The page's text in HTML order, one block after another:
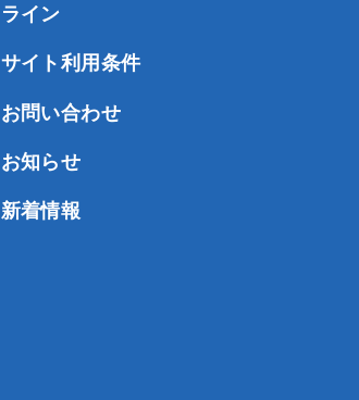
ライン
サイト利用条件
お問い合わせ
お知らせ
新着情報